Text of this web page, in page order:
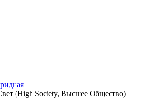
(High Society, Высшее Общество)